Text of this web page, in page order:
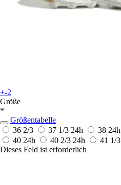
+-2
Größe
*
Größentabelle
36 2/3
37 1/3 24h 38 24h
40 24h 40 2/3 24h 41 1/3
Dieses Feld ist erforderlich